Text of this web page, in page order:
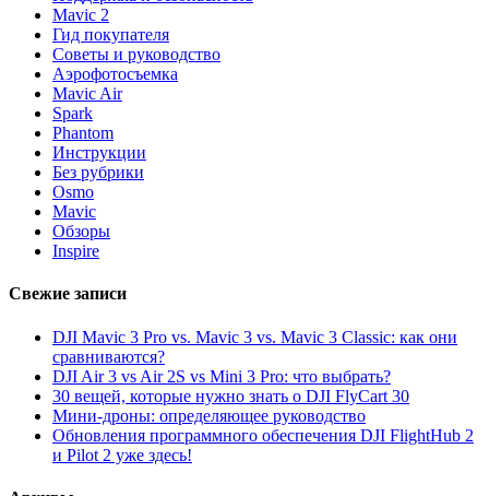
Mavic 2
Гид покупателя
Советы и руководство
Аэрофотосъемка
Mavic Air
Spark
Phantom
Инструкции
Без рубрики
Osmo
Mavic
Обзоры
Inspire
Свежие записи
DJI Mavic 3 Pro vs. Mavic 3 vs. Mavic 3 Classic: как они
сравниваются?
DJI Air 3 vs Air 2S vs Mini 3 Pro: что выбрать?
30 вещей, которые нужно знать о DJI FlyCart 30
Мини-дроны: определяющее руководство
Обновления программного обеспечения DJI FlightHub 2
и Pilot 2 уже здесь!